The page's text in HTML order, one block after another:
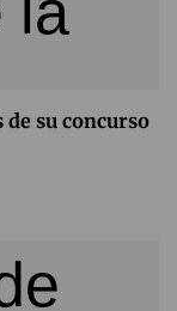
su concurso